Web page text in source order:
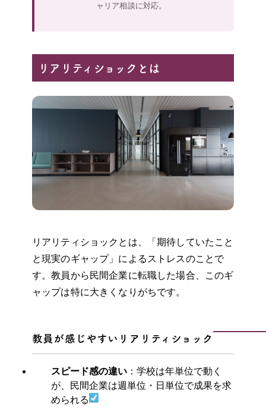
ャリア相談に対応。
リアリティショックとは
リアリティショックとは、「期待していたこと
と現実のギャップ」によるストレスのことで
す。教員から民間企業に転職した場合、このギ
ャップは特に大きくなりがちです。
教員が感じやすいリアリティショック
スピード感の違い ：学校は年単位で動く
が、民間企業は週単位・日単位で成果を求
められる